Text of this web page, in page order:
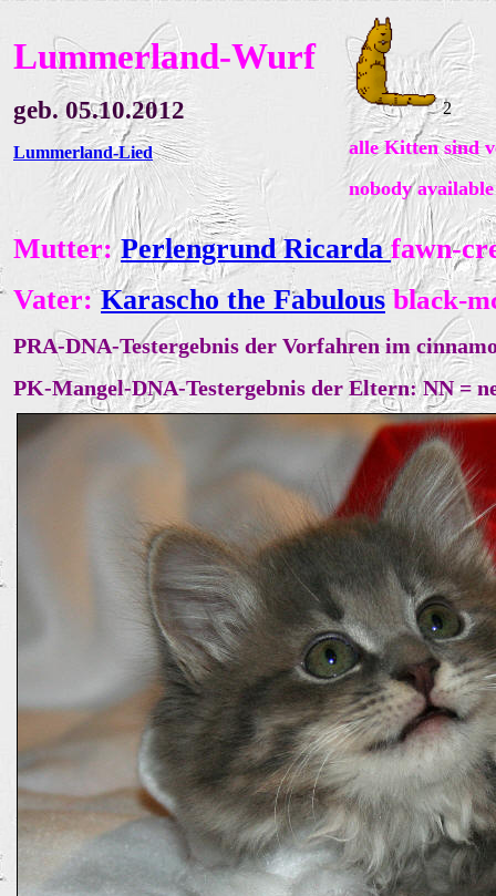
Lummerland-Wurf
geb. 05.10.2012
Lummerland-Lied
2
alle Kitten sind
nobody available
Mutter:Perlengrund Ricardafawn-
Vater:Karascho the Fabulousblack-
PRA-DNA-Testergebnis der Vorfahren im
PK-Mangel-DNA-Testergebnis der Eltern: NN =